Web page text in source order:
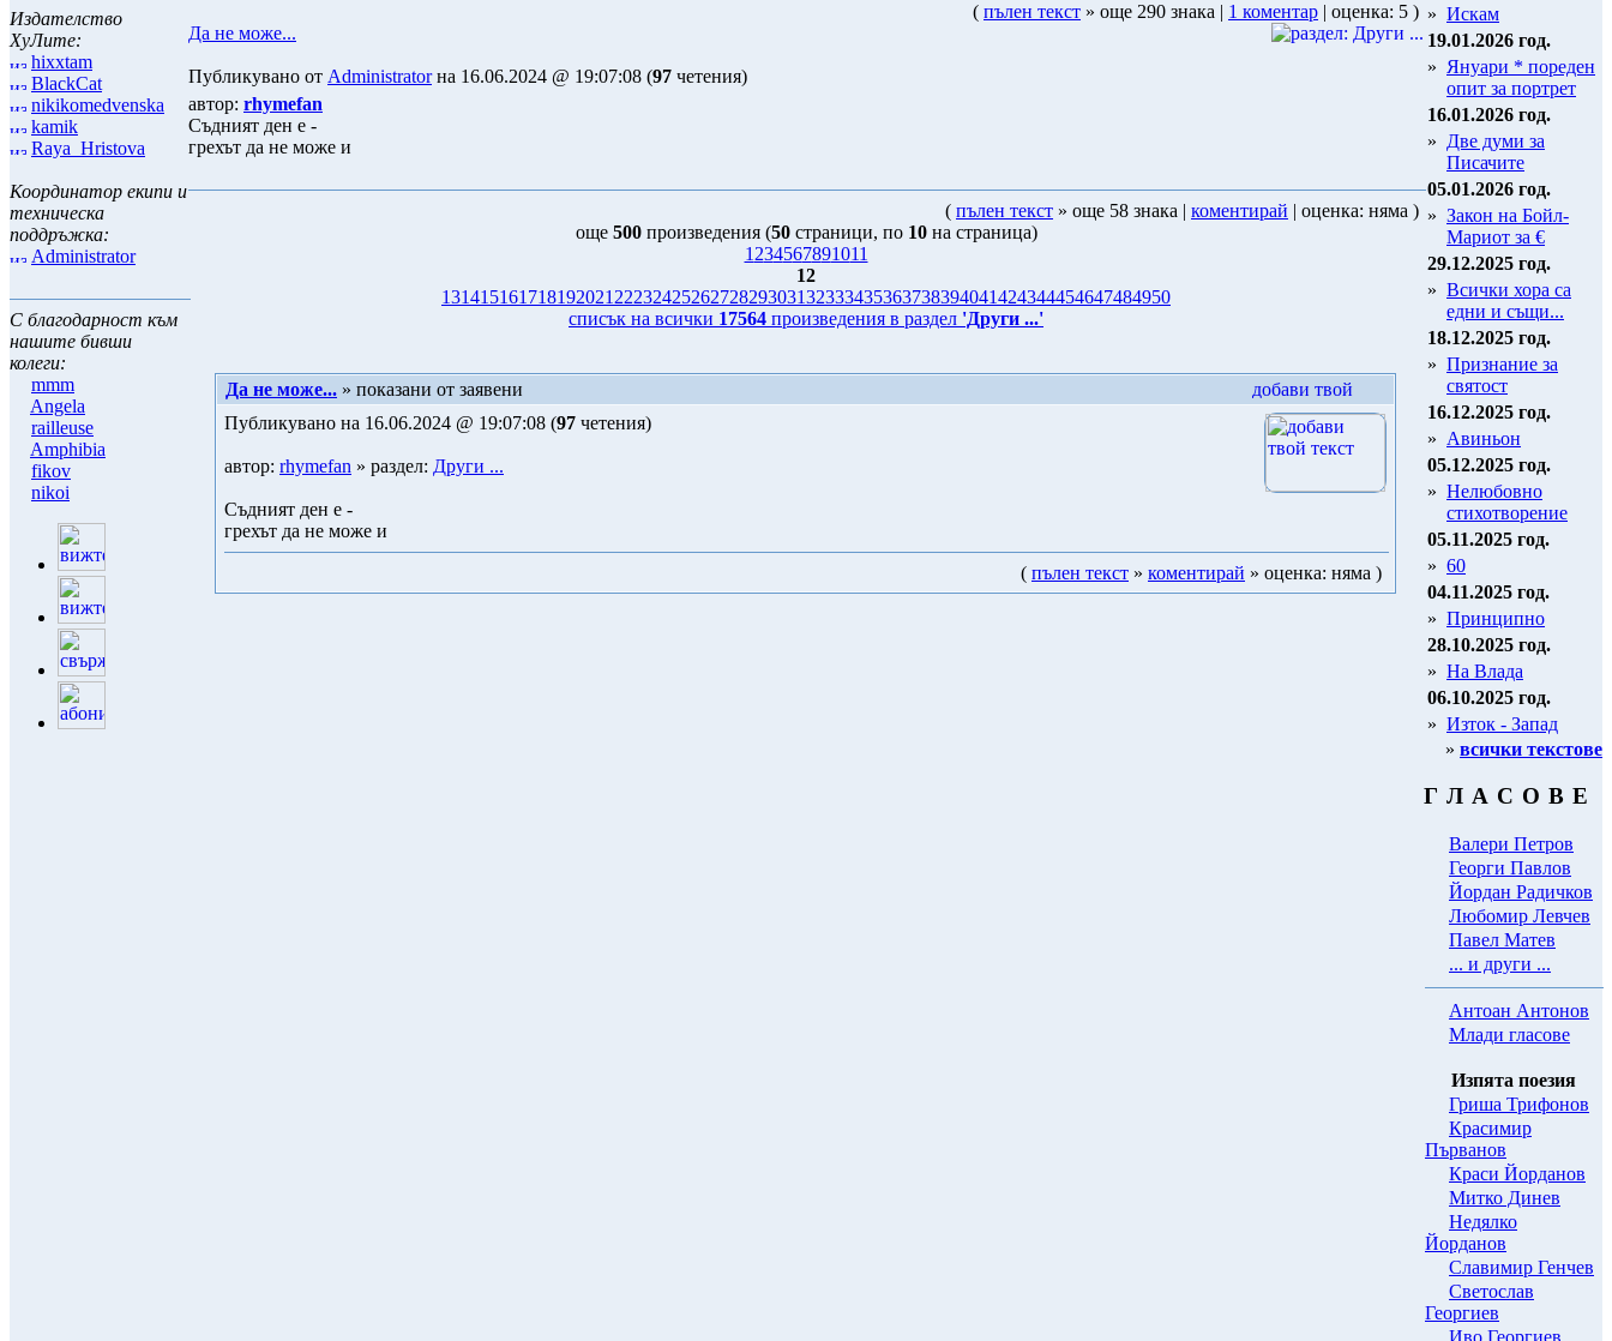
Издателство
ХуЛите:
hixxtam
BlackCat
nikikomedvenska
kamik
Raya_Hristova
Координатор екипи и
техническа
поддръжка:
Administrator
С благодарност към
нашите бивши
колеги:
mmm
Angela
railleuse
Amphibia
fikov
nikoi
( пълен текст » още 290 знака | 1 коментар | оценка: 5 )
Да не може...
Публикувано от Administratorна 16.06.2024 @ 19:07:08 (97 четения)
автор: rhymefan
Съдният ден е -
грехът да не може и
( пълен текст » още 58 знака | коментирай | оценка: няма )
още 500произведения (50страници, по 10на страница)
1 234567891011
12
131415161718192021 2223242526272829303132333435363738394041424344454647484950
списък на всички 17564 произведения в раздел 'Други ...'
Да не може... » показани от заявени
Публикувано на 16.06.2024 @ 19:07:08 (97 четения)
автор: rhymefan » раздел: Други ...
Съдният ден е -
грехът да не може и
( пълен текст » коментирай » оценка: няма )
» Искам
19.01.2026 год.
» Януари * пореден
опит за портрет
16.01.2026 год.
» Две думи за
Писачите
05.01.2026 год.
» Закон на Бойл-
Мариот за €
29.12.2025 год.
» Всички хора са
едни и същи...
18.12.2025 год.
» Признание за
святост
16.12.2025 год.
» Авиньон
05.12.2025 год.
» Нелюбовно
стихотворение
05.11.2025 год.
» 60
04.11.2025 год.
» Принципно
28.10.2025 год.
» На Влада
06.10.2025 год.
» Изток - Запад
» всички текстове
Г Л А С О В Е
Валери Петров
Георги Павлов
Йордан Радичков
Любомир Левчев
Павел Матев
... и други ...
Антоан Антонов
Млади гласове
Изпята поезия
Гриша Трифонов
Красимир
Първанов
Краси Йорданов
Митко Динев
Нeдялко
Йорданов
Славимир Генчев
Светослав
Георгиев
Иво Георгиев